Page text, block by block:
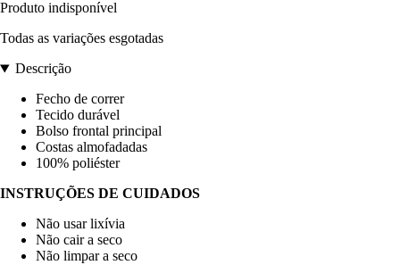
Produto indisponível
Todas as variações esgotadas
Descrição
Fecho de correr
Tecido durável
Bolso frontal principal
Costas almofadadas
100% poliéster
INSTRUÇÕES DE CUIDADOS
Não usar lixívia
Não cair a seco
Não limpar a seco